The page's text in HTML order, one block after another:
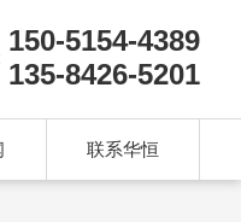
150-5154-4389
135-8426-5201
联系华恒